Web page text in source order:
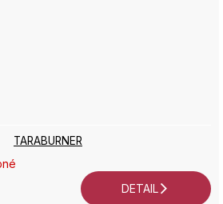
TARABURNER
DETAIL